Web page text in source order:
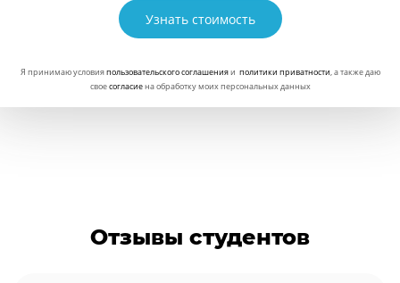
Узнать стоимость
Я принимаю условияпользовательского соглашенияи политики приватности, а также даю
своесогласиена обработку моих персональных данных
Отзывы студентов